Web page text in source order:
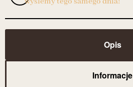
Opis
Informacje